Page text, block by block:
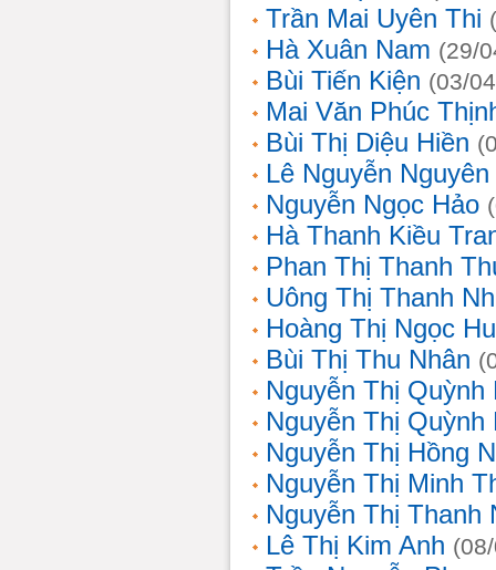
Trần Mai Uyên Thi
Hà Xuân Nam (29/
Bùi Tiến Kiện (03/
Mai Văn Phúc
Bùi Thị Diệu Hiền
Lê Nguyễn
Nguyễn Ngọc Hảo
Hà Thanh Kiều
Phan Thị Thanh
Uông Thị Thanh
Hoàng Thị Ngọc
Bùi Thị Thu Nhân
Nguyễn Thị Quỳnh
Nguyễn Thị Quỳnh
Nguyễn Thị Hồng
Nguyễn Thị Minh
Nguyễn Thị Thanh
Lê Thị Kim Anh